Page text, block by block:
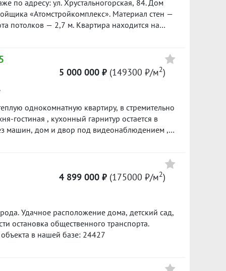
по адресу: ул. Хрустальногорская, 84. Дом
«Атомстройкомплекс». Материал стен —
потолков — 2,7 м. Квартира находится на
квартире: Общая площадь: 33,1
удобно зонировать пространство
с техникой (плита, холодильник), шкаф
Без долгов и обременений, без детских
под ипотеку любого банка. Удобный
позволит добираться до центра за 15
есть всё для комфортной жизни:
Крупные супермаркеты («Перекресток»,
выдачи заказов. Территория
гостевая парковка рядом с домом, а также
идеально подойдет для комфортного
в аренду. Звоните, чтобы договориться о
5 000 000 ₽ (149300 ₽/м2)
однокомнатную квартиру, в стремительно
гостиная , кухонный гарнитур остается в
машин, дом и двор под видеонаблюдением ,
отдыха. - В шаговой доступности
2264
4 899 000 ₽ (175000 ₽/м2)
Удачное расположение дома, детский сад,
остановка общественного транспорта.
в нашей базе: 24427